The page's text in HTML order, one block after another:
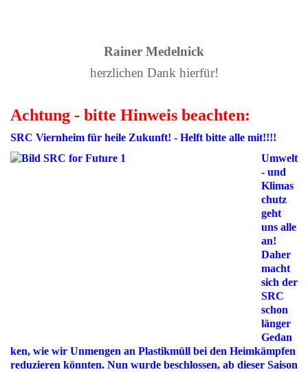
Rainer Medelnick
herzlichen Dank hierfür!
Achtung - bitte Hinweis beachten:
SRC Viernheim für heile Zukunft! - Helft bitte alle mit!!!!
Umwelt
- und
Klimas
chutz
geht
uns alle
an!
Daher
macht
sich der
SRC
schon
länger
Gedan
ken, wie wir Unmengen an Plastikmüll bei den Heimkämpfen
reduzieren könnten. Nun wurde beschlossen, ab dieser Saison